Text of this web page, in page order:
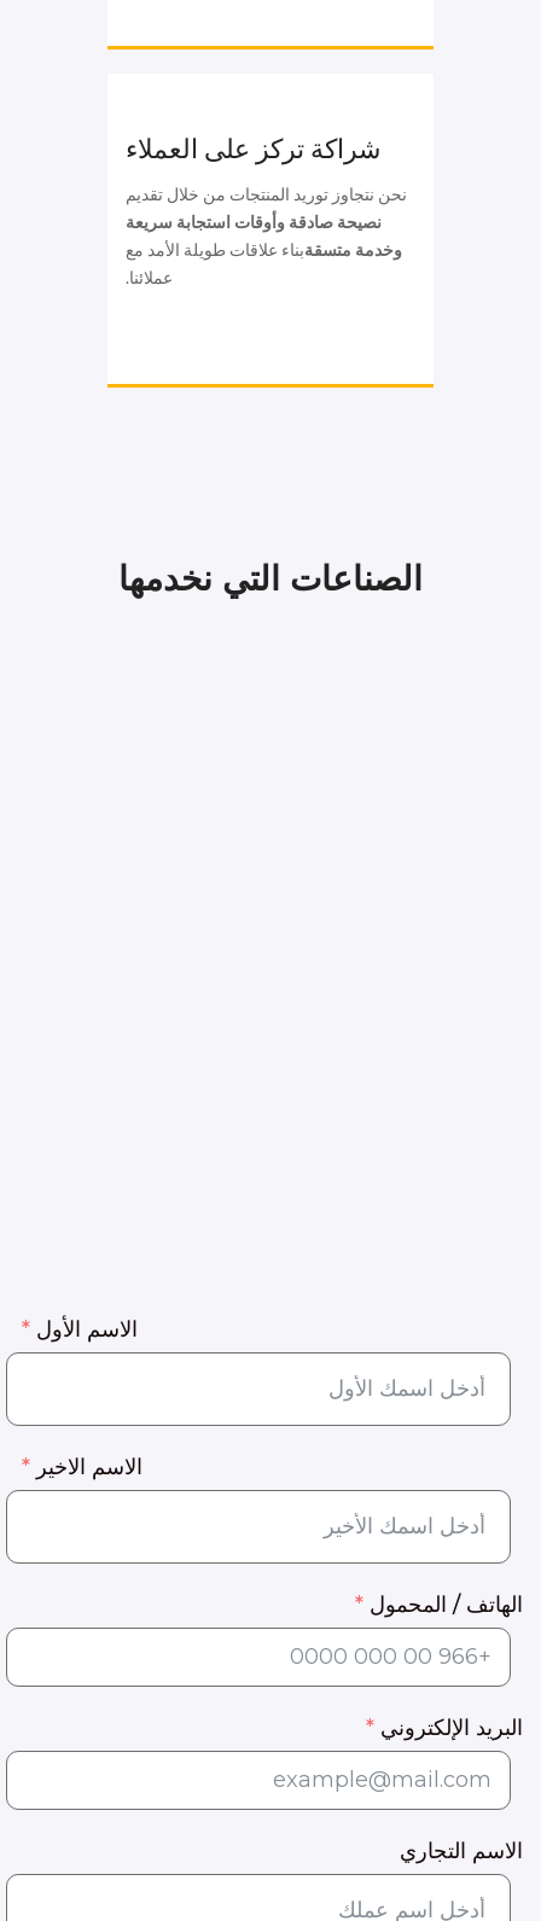
شراكة تركز على العملاء
نحن نتجاوز توريد المنتجات من خلال تقديم
نصيحة صادقة وأوقات استجابة سريعة
وخدمة متسقةبناء علاقات طويلة الأمد مع
عملائنا.
الصناعات التي نخدمها
الاسم الأول
الاسم الاخير
الهاتف / المحمول
البريد الإلكتروني
الاسم التجاري